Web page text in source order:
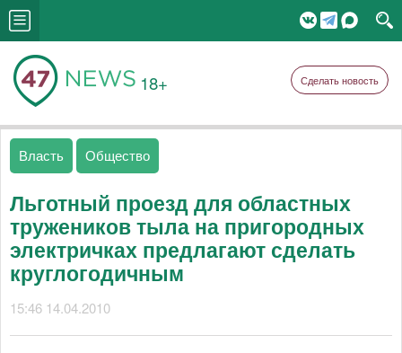
18+ Сделать новость
Власть Общество
Льготный проезд для областных
тружеников тыла на пригородных
электричках предлагают сделать
круглогодичным
15:46 14.04.2010